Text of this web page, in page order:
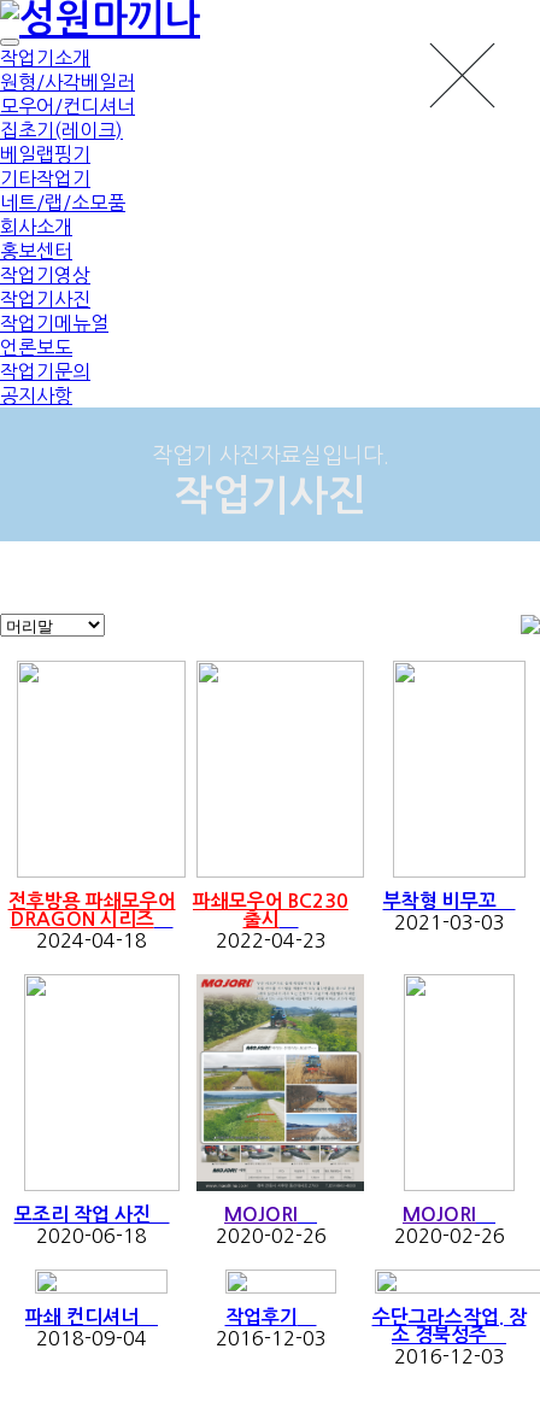
작업기소개
원형/사각베일러
모우어/컨디셔너
집초기(레이크)
베일랩핑기
기타작업기
네트/랩/소모품
회사소개
홍보센터
작업기영상
작업기사진
작업기메뉴얼
언론보도
작업기문의
공지사항
작업기 사진자료실입니다.
작업기사진
전후방용 파쇄모우어
DRAGON 시리즈
2024-04-18
파쇄모우어 BC230
출시
2022-04-23
부착형 비무꼬
2021-03-03
모조리 작업 사진
2020-06-18
MOJORI
2020-02-26
MOJORI
2020-02-26
파쇄 컨디셔너
2018-09-04
작업후기
2016-12-03
수단그라스작업. 장
소 경북성주
2016-12-03